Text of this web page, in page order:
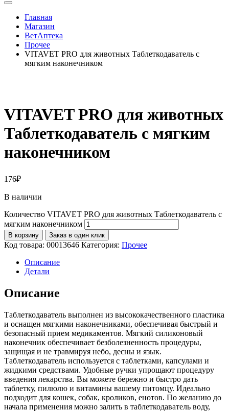
Главная
Магазин
ВетАптека
Прочее
VITAVET PRO для животных Таблеткодаватель с
мягким наконечником
VITAVET PRO для животных
Таблеткодаватель с мягким
наконечником
176₽
В наличии
Количество VITAVET PRO для животных Таблеткодаватель с
мягким наконечником
В корзину Заказ в один клик
Код товара: 00013646 Категория: Прочее
Описание
Детали
Описание
Таблеткодаватель выполнен из высококачественного пластика
и оснащен мягкими наконечниками, обеспечивая быстрый и
безопасный прием медикаментов. Мягкий силиконовый
наконечник обеспечивает безболезненность процедуры,
защищая и не травмируя небо, десны и язык.
Таблеткодаватель используется с таблетками, капсулами и
жидкими средствами. Удобные ручки упрощают процедуру
введения лекарства. Вы можете бережно и быстро дать
таблетку, пилюлю и витамины вашему питомцу. Идеально
подходит для кошек, собак, кроликов, енотов. По желанию до
начала применения можно залить в таблеткодаватель воду,